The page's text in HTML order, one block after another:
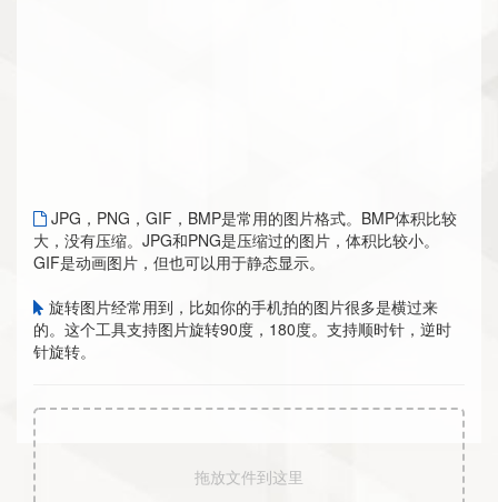
JPG，PNG，GIF，BMP是常用的图片格式。BMP体积比较
大，没有压缩。JPG和PNG是压缩过的图片，体积比较小。
GIF是动画图片，但也可以用于静态显示。
旋转图片经常用到，比如你的手机拍的图片很多是横过来
的。这个工具支持图片旋转90度，180度。支持顺时针，逆时
针旋转。
拖放文件到这里